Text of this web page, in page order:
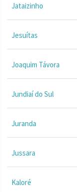
Jataizinho
Jesuítas
Joaquim Távora
Jundiaí do Sul
Juranda
Jussara
Kaloré